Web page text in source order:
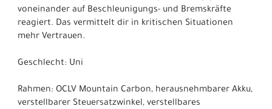
voneinander auf Beschleunigungs- und Bremskräfte
reagiert. Das vermittelt dir in kritischen Situationen
mehr Vertrauen.
Geschlecht: Uni
Rahmen: OCLV Mountain Carbon, herausnehmbarer Akku,
verstellbarer Steuersatzwinkel, verstellbares